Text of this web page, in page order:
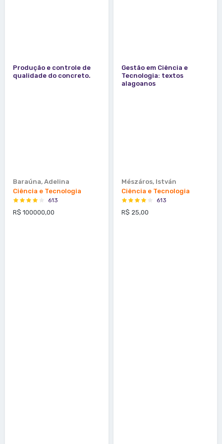
Produção e controle de
qualidade do concreto.
Baraúna, Adelina
Ciência e Tecnologia
613
R$ 100000,00
Gestão em Ciência e
Tecnologia: textos
alagoanos
Mészáros, István
Ciência e Tecnologia
613
R$ 25,00